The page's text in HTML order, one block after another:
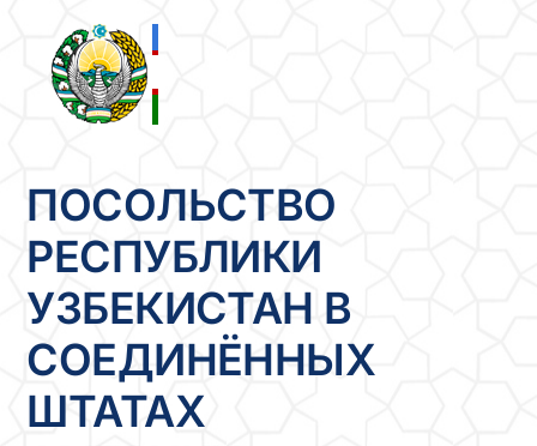
content
ПОСОЛЬСТВО
РЕСПУБЛИКИ
УЗБЕКИСТАН В
СОЕДИНЁННЫХ
ШТАТАХ